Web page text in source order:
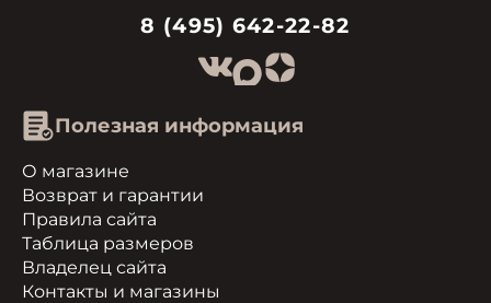
8 (495) 642-22-82
Полезная информация
О магазине
Возврат и гарантии
Правила сайта
Таблица размеров
Владелец сайта
Контакты и магазины